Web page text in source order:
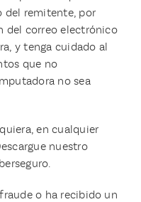
del remitente, por
del correo electrónico
y tenga cuidado al
que no
no sea
en cualquier
nuestro
o ha recibido un